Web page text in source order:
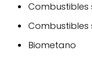
Biometano